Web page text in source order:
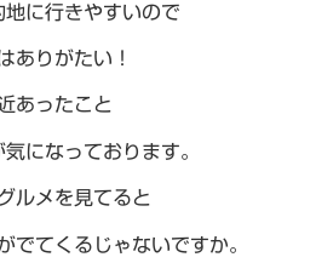
地に行きやすいので
ありがたい！
あったこと
になっております。
ルメを見てると
でてくるじゃないですか。